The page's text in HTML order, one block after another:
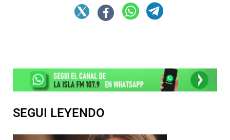
SEGUI LEYENDO